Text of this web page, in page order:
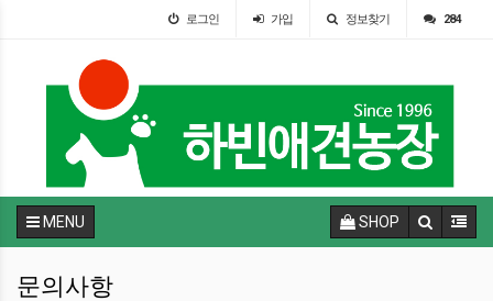
로그인 가입 정보찾기 284
MENU SHOP
문의사항